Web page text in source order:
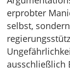
erprobter
selbst,
ausschließlich